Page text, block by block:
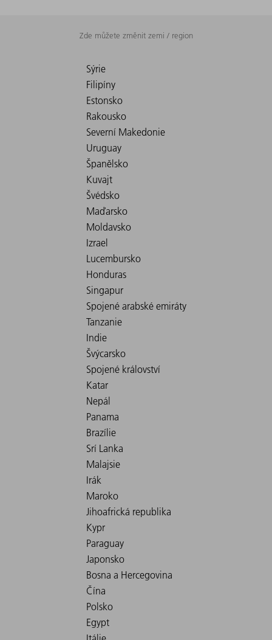
Zde můžete změnit zemi / region